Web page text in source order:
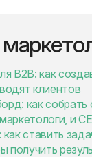
B2B: как
клиентов
как собрать
и
ставить
получить